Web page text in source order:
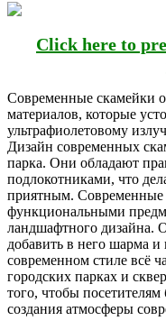
Click here to
Современные скамейки
материалов, которые
ультрафиолетовому
Дизайн современных
парка. Они обладают
подлокотниками, что
приятным. Современные
функциональными
ландшафтного дизайна.
добавить в него шарма
современном стиле всё
городских парках и
того, чтобы
создания атмосферы